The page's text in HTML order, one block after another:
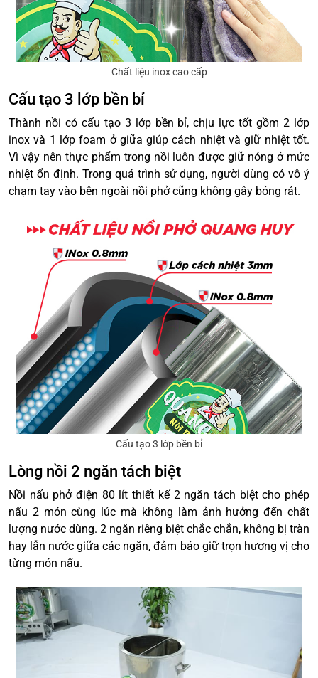
Chất liệu inox cao cấp
Cấu tạo 3 lớp bền bỉ
Thành nồi có cấu tạo 3 lớp bền bỉ, chịu lực tốt gồm 2 lớp
inox và 1 lớp foam ở giữa giúp cách nhiệt và giữ nhiệt tốt.
Vì vậy nên thực phẩm trong nồi luôn được giữ nóng ở mức
nhiệt ổn định. Trong quá trình sử dụng, người dùng có vô ý
chạm tay vào bên ngoài nồi phở cũng không gây bỏng rát.
Cấu tạo 3 lớp bền bỉ
Lòng nồi 2 ngăn tách biệt
Nồi nấu phở điện 80 lít thiết kế 2 ngăn tách biệt cho phép
nấu 2 món cùng lúc mà không làm ảnh hưởng đến chất
lượng nước dùng. 2 ngăn riêng biệt chắc chắn, không bị tràn
hay lẫn nước giữa các ngăn, đảm bảo giữ trọn hương vị cho
từng món nấu.